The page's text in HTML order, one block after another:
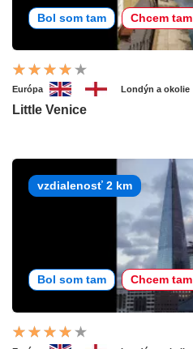
Bol som tam Chcem tam
Európa Londýn a okolie
Little Venice
vzdialenosť 2 km
Bol som tam Chcem tam